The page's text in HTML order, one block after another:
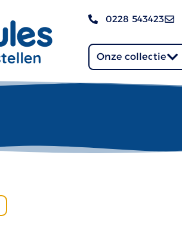
0228 543423
Onze collectie